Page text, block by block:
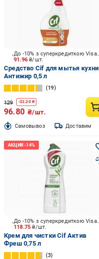
91.96₴/шт.
До -10% з суперкредиткою Visa Вигода
Средство Cif для мытья кухни
Антижир 0,5 л
19
129 -32.20₴
96.80 ₴/шт.
Cамовывоз Доставим
118.75₴/шт.
До -10% з суперкредиткою Visa Вигода
Крем для чистки Cif Актив
Фреш 0,75 л
3